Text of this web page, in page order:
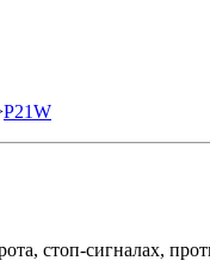
P21W
стоп-сигналах,